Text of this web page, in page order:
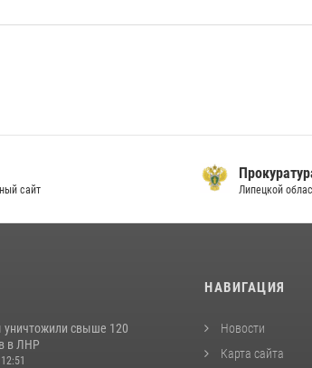
сайт Липецкой
уничтожили свыше 120
в ЛНР
НАВИГАЦИЯ
Новости
Карта сайта